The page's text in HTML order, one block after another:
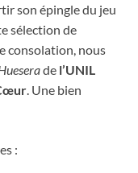
son épingle du jeu
sélection de
consolation, nous
de l’UNIL
. Une bien
: